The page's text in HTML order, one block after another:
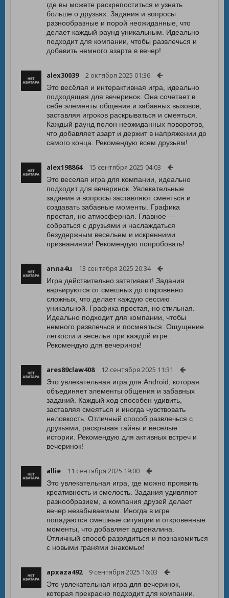
где вы можете раскрепоститься и узнать
больше о друзьях. Задания и вопросы
разнообразные и порой неожиданные, что
делает каждый раунд уникальным. Идеально
подходит для компании, чтобы развлечься и
добавить немного азарта в вечер!
alex30039 2 октября 2025 01:36
Это весёлая и интерактивная игра, идеально
подходящая для вечеринок. Она сочетает в
себе элементы общения и забавных вызовов,
заставляя игроков раскрываться и смеяться.
Каждый раунд полон неожиданных поворотов,
что добавляет азарт и держит в напряжении до
самого конца. Рекомендую всем друзьям!
alex198864 15 сентября 2025 04:03
Это веселая игра для компании, идеально
подходит для вечеринок. Увлекательные
задания и вопросы заставляют смеяться и
создавать забавные моменты. Графика
простая, но атмосферная. Главное —
собраться с друзьями и наслаждаться
безудержным весельем и искренними
признаниями! Рекомендую попробовать!
anna4u 13 сентября 2025 20:34
Игра действительно затягивает! Задания
варьируются от смешных до откровенно
сложных, что делает каждую сессию
уникальной. Графика простая, но стильная.
Идеально подходит для компании, чтобы
немного развлечься и посмеяться. Ощущение
легкости и веселья при каждой игре.
Рекомендую для вечеринок!
ares89claw408 12 сентября 2025 11:31
Это увлекательная игра для Android, которая
объединяет элементы общения и забавных
заданий. Каждый ход способен удивить,
заставляя смеяться и иногда чувствовать
неловкость. Отличный способ развлечься с
друзьями, раскрывая тайны и веселые
истории. Рекомендую для активных встреч и
вечеринок!
allie 11 сентября 2025 19:00
Это увлекательная игра, где можно проявить
креативность и смелость. Задания удивляют
разнообразием, а компания друзей делает
вечер незабываемым. Иногда в игре
попадаются смешные ситуации и откровенные
моменты, что добавляет адреналина.
Отличный способ разрядиться и познакомиться
с новыми гранями знакомых!
apxaza492 9 сентября 2025 16:03
Это увлекательная игра для вечеринок,
которая прекрасно подходит для компании.